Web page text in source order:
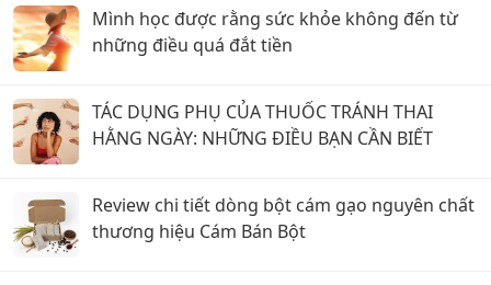
Mình học được rằng sức khỏe không đến từ
những điều quá đắt tiền
TÁC DỤNG PHỤ CỦA THUỐC TRÁNH THAI
HẰNG NGÀY: NHỮNG ĐIỀU BẠN CẦN BIẾT
Review chi tiết dòng bột cám gạo nguyên chất
thương hiệu Cám Bán Bột